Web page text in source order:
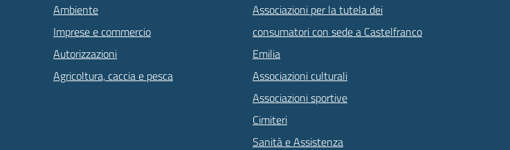
Ambiente
Imprese e commercio
Autorizzazioni
Agricoltura, caccia e pesca
Associazioni per la tutela dei
consumatori con sede a Castelfranco
Emilia
Associazioni culturali
Associazioni sportive
Cimiteri
Sanità e Assistenza